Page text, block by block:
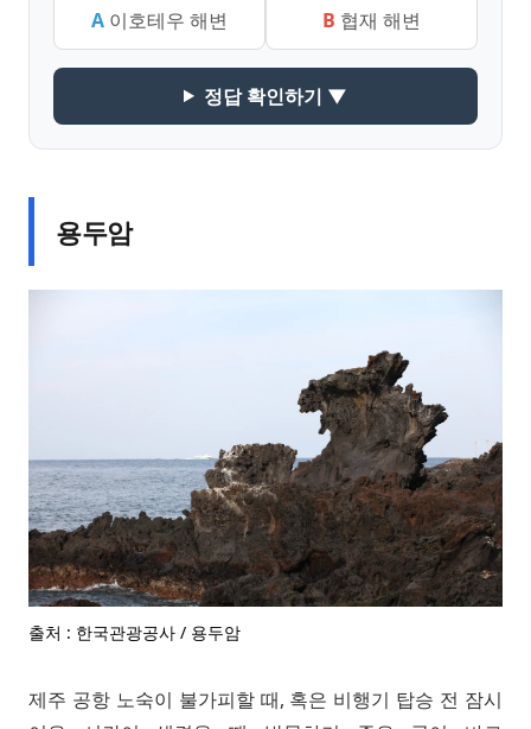
A 이호테우 해변 B 협재 해변
정답 확인하기 ▼
용두암
출처 : 한국관광공사 / 용두암
제주 공항 노숙이 불가피할 때, 혹은 비행기 탑승 전 잠시